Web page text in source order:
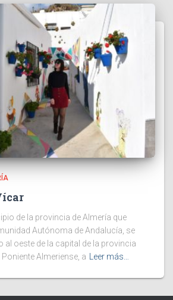
de la provincia de Almería que
Autónoma de Andalucía, se
al oeste de la capital de la provincia
Almeriense, a
Leer más…